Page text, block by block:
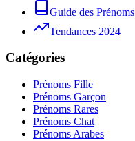
Guide des Prénoms
Tendances 2024
Catégories
Prénoms Fille
Prénoms Garçon
Prénoms Rares
Prénoms Chat
Prénoms Arabes